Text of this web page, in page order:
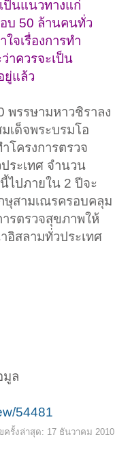
ป็นแนวทางแก่
บ 50 ล้านคนทั่ว
ใจเรื่องการทำ
าควรจะเป็น
ยู่แล้ว
พรรษามหาวชิราลง
เด็จพระบรมโอ
โครงการตรวจ
ระเทศ จำนวน
ไปภายใน 2 ปีจะ
ษุสามเณรครอบคลุม
รตรวจสุขภาพให้
อิสลามทั่วประเทศ
มูล
54481
ครั้งล่าสุด: 17 ธันวาคม 2010